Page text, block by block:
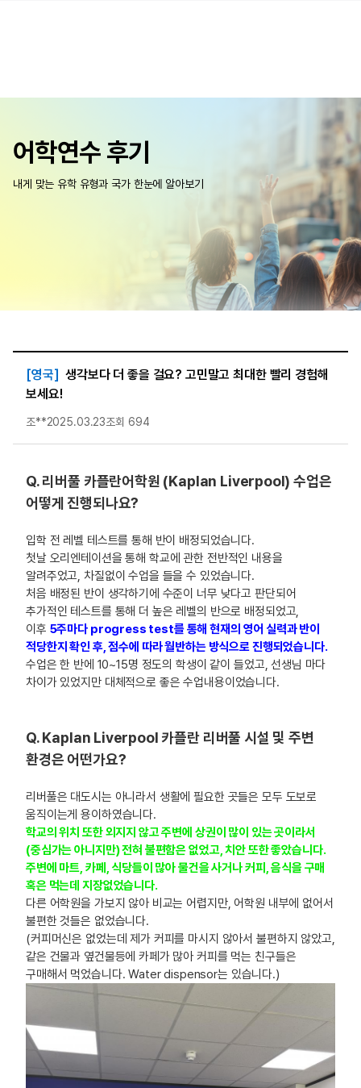
어학연수 후기
내게 맞는 유학 유형과 국가 한눈에 알아보기
[영국] 생각보다 더 좋을 걸요? 고민말고 최대한 빨리 경험해
보세요!
조**2025.03.23조회 694
Q. 리버풀 카플란어학원 (Kaplan Liverpool) 수업은
어떻게 진행되나요?
입학 전 레벨 테스트를 통해 반이 배정되었습니다.
첫날 오리엔테이션을 통해 학교에 관한 전반적인 내용을
알려주었고, 차질없이 수업을 들을 수 있었습니다.
처음 배정된 반이 생각하기에 수준이 너무 낮다고 판단되어
추가적인 테스트를 통해 더 높은 레벨의 반으로 배정되었고,
이후 5주마다 progress test를 통해 현재의 영어 실력과 반이
적당한지 확인 후, 점수에 따라 월반하는 방식으로 진행되었습니다.
수업은 한 반에 10~15명 정도의 학생이 같이 들었고, 선생님 마다
차이가 있었지만 대체적으로 좋은 수업내용이었습니다.
Q. Kaplan Liverpool 카플란 리버풀 시설 및 주변
환경은 어떤가요?
리버풀은 대도시는 아니라서 생활에 필요한 곳들은 모두 도보로
움직이는게 용이하였습니다.
학교의 위치 또한 외지지 않고 주변에 상권이 많이 있는 곳이라서
(중심가는 아니지만) 전혀 불편함은 없었고, 치안 또한 좋았습니다.
주변에 마트, 카페, 식당들이 많아 물건을 사거나 커피, 음식을 구매
혹은 먹는데 지장없었습니다.
다른 어학원을 가보지 않아 비교는 어렵지만, 어학원 내부에 없어서
불편한 것들은 없었습니다.
(커피머신은 없었는데 제가 커피를 마시지 않아서 불편하지 않았고,
같은 건물과 옆건물등에 카페가 많아 커피를 먹는 친구들은
구매해서 먹었습니다. Water dispensor는 있습니다.)